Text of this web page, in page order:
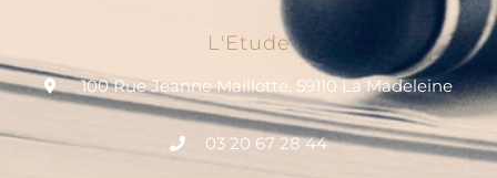
L'Etude
100 Rue Jeanne Maillotte, 59110 La Madeleine
03 20 67 28 44